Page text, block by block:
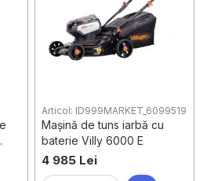
Articol: ID999MARKET_6099519
Mașină de tuns iarbă cu
baterie Villy 6000 E
4 985 Lei